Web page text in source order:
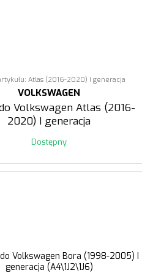
Atlas (2016-2020) I generacja
VOLKSWAGEN
Volkswagen Atlas (2016-
2020) I generacja
Dostępny